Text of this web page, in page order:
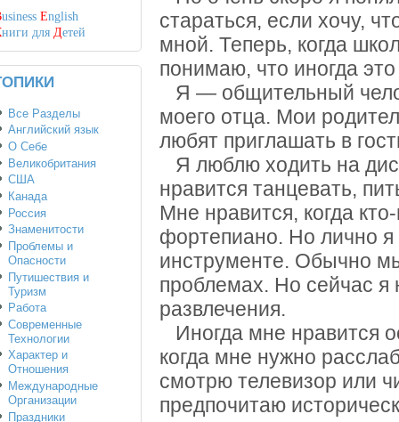
стараться, если хочу,
мной. Теперь, когда
понимаю, что иногда
Я — общительный
моего отца. Мои
любят приглашать в
Я люблю ходить на
нравится танцевать,
Мне нравится, когда
фортепиано. Но лично
инструменте. Обычно
проблемах. Но сейчас я
развлечения.
Иногда мне нравится
когда мне нужно
смотрю телевизор или
предпочитаю
usiness English
ниги для Детей
Все Разделы
Английский язык
О Себе
Великобритания
США
Канада
Россия
Знаменитости
Проблемы и
Опасности
Путишествия и
Туризм
Работа
Современные
Технологии
Характер и
Отношения
Международные
Организации
Праздники